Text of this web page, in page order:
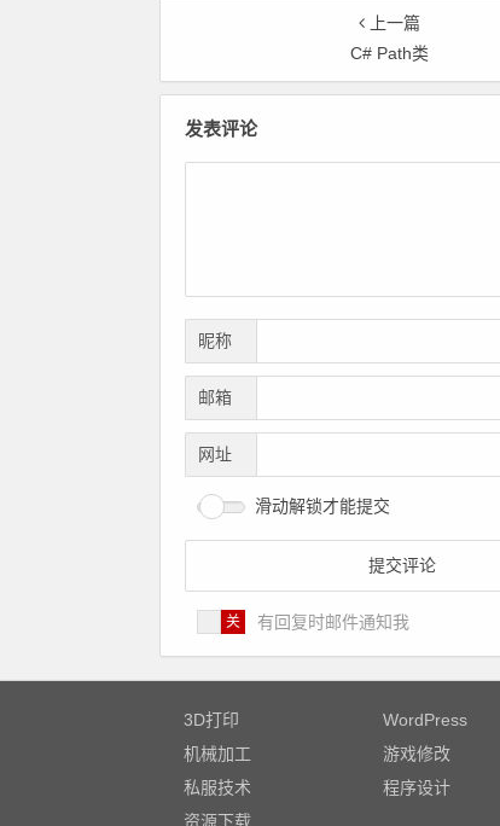
上一篇
C# Path类
发表评论
昵称
邮箱
网址
滑动解锁才能提交
有回复时邮件通知我
3D打印 WordPress
机械加工
游戏修改
私服技术
程序设计
资源下载